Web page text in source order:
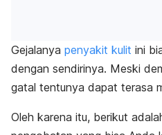
Gejalanya penyakit kulit ini
dengan sendirinya. Meski
gatal tentunya dapat terasa
Oleh karena itu, berikut